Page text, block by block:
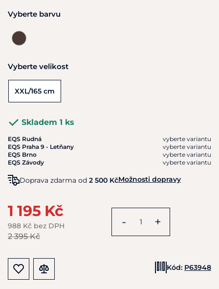
Vyberte barvu
Vyberte velikost
XXL/165 cm
Skladem 1 ks
EQS Rudná
vyberte variantu
EQS Praha 9 - Letňany
vyberte variantu
EQS Brno
vyberte variantu
EQS Závody
vyberte variantu
Doprava zdarma od 2 500 KčMožnosti dopravy
1 195 Kč
988 Kč bez DPH
2 395 Kč
- +
Kód: P63948